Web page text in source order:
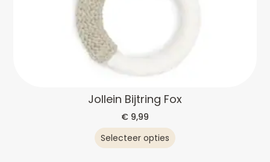
Jollein Bijtring Fox
€ 9,99
Selecteer opties